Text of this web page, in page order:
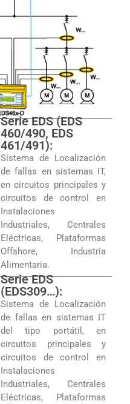
Serie EDS (EDS
460/490, EDS
461/491):
Sistema de Localización
de fallas en sistemas IT,
en circuitos principales y
circuitos de control en
Instalaciones
Industriales, Centrales
Eléctricas, Plataformas
Offshore, Industria
Alimentaria.
Serie EDS
(EDS309…):
Sistema de Localización
de fallas en sistemas IT
del tipo portátil, en
circuitos principales y
circuitos de control en
Instalaciones
Industriales, Centrales
Eléctricas, Plataformas